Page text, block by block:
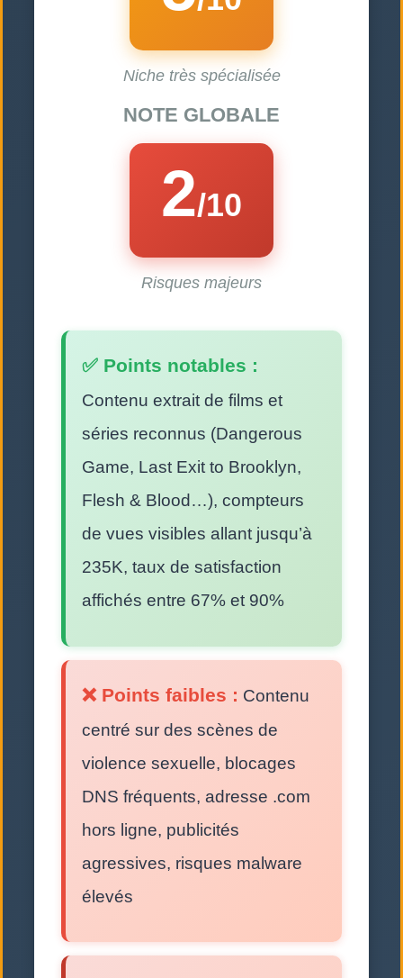
Niche très spécialisée
NOTE GLOBALE
2/10
Risques majeurs
✅ Points notables :
Contenu extrait de films et
séries reconnus (Dangerous
Game, Last Exit to Brooklyn,
Flesh & Blood…), compteurs
de vues visibles allant jusqu’à
235K, taux de satisfaction
affichés entre 67% et 90%
❌ Points faibles : Contenu
centré sur des scènes de
violence sexuelle, blocages
DNS fréquents, adresse .com
hors ligne, publicités
agressives, risques malware
élevés